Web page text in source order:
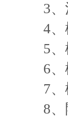
3、清
4、檢
5、檢
6、檢
7、檢
8、開